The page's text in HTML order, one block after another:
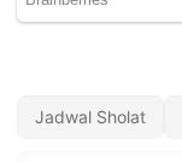
Jadwal Sholat